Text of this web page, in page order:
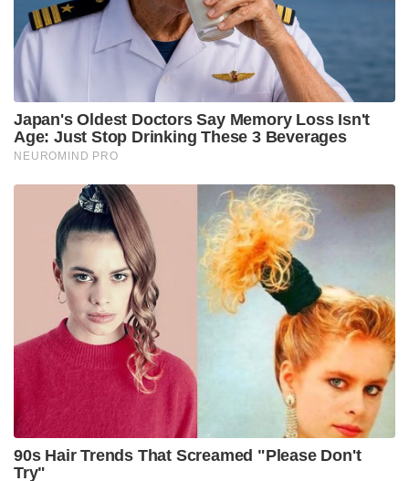
എസ്ആർപിഎഫ് യൂണിറ്റിനെ ക്രമസമാധാന
പാലനത്തിനായി വിന്യസിച്ചിട്ടുണ്ടെന്നും അദ്ദേഹം
വ്യക്തമാക്കി. സ്ഥലത്തെ സ്ഥിതിഗതികൾ അദ്ദേഹം
വിശദമായി നിരീക്ഷിക്കുകയാണ്.
നാഗ്പൂരിലെ അക്രമ സംഭവങ്ങൾക്ക് പിന്നിൽ
ഗൂഢാലോചനയാണെന്നാണ് ഉപമുഖ്യമന്ത്രി ഏക്‌നാഥ്
തമ്മിൽ പ്രശ്‌നം ഉണ്ടാക്കാനുള്ള ശ്രമമാണ് നടക്കുന്നത്.
കുറ്റക്കാർക്കെതിരെ കർശന നടപടി സ്വീകരിക്കും.
ആരെയും വെറുതെ വിടില്ല. ഔറംഗസേബിന്
വീരപരിവേഷം നൽകേണ്ട ആവശ്യം ഇല്ലെന്നും
അദ്ദേഹം വ്യക്തമാക്കി.
devendra fadnavis